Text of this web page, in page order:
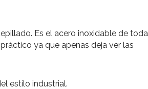
Es el acero inoxidable de toda
ya que apenas deja ver las
estilo industrial.